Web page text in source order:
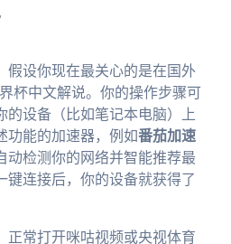
假设你现在最关心的是在国外
杯中文解说。你的操作步骤可
的设备（比如笔记本电脑）上
功能的加速器，例如番茄加速
动检测你的网络并智能推荐最
键连接后，你的设备就获得了
正常打开咪咕视频或央视体育